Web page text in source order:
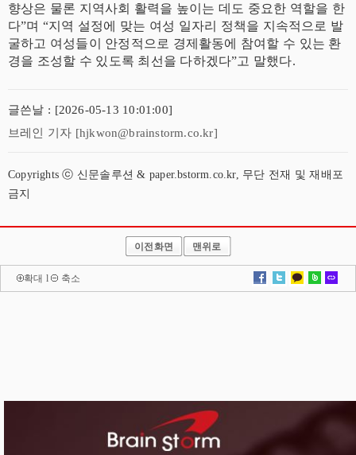
향상은 물론 지역사회 활력을 높이는 데도 중요한 역할을 한
다”며 “지역 설정에 맞는 여성 일자리 정책을 지속적으로 발
굴하고 여성들이 안정적으로 경제활동에 참여할 수 있는 환
경을 조성할 수 있도록 최선을 다하겠다”고 말했다.
글쓴날 : [2026-05-13 10:01:00]
브레인 기자 [hjkwon@brainstorm.co.kr]
Copyrights ⓒ 신문솔루션 & paper.bstorm.co.kr, 무단 전재 및 재배포
금지
이전화면 맨위로
확대 l 축소